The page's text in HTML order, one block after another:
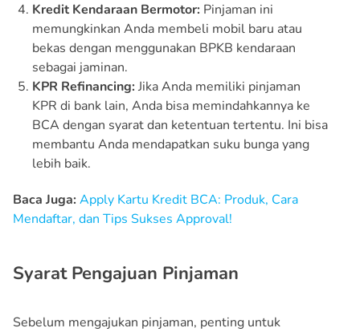
Kredit Kendaraan Bermotor: Pinjaman ini
memungkinkan Anda membeli mobil baru atau
bekas dengan menggunakan BPKB kendaraan
sebagai jaminan.
KPR Refinancing:Jika Anda memiliki pinjaman
KPR di bank lain, Anda bisa memindahkannya ke
BCA dengan syarat dan ketentuan tertentu. Ini bisa
membantu Anda mendapatkan suku bunga yang
lebih baik.
Baca Juga:Apply Kartu Kredit BCA: Produk, Cara
Mendaftar, dan Tips Sukses Approval!
Syarat Pengajuan Pinjaman
Sebelum mengajukan pinjaman, penting untuk